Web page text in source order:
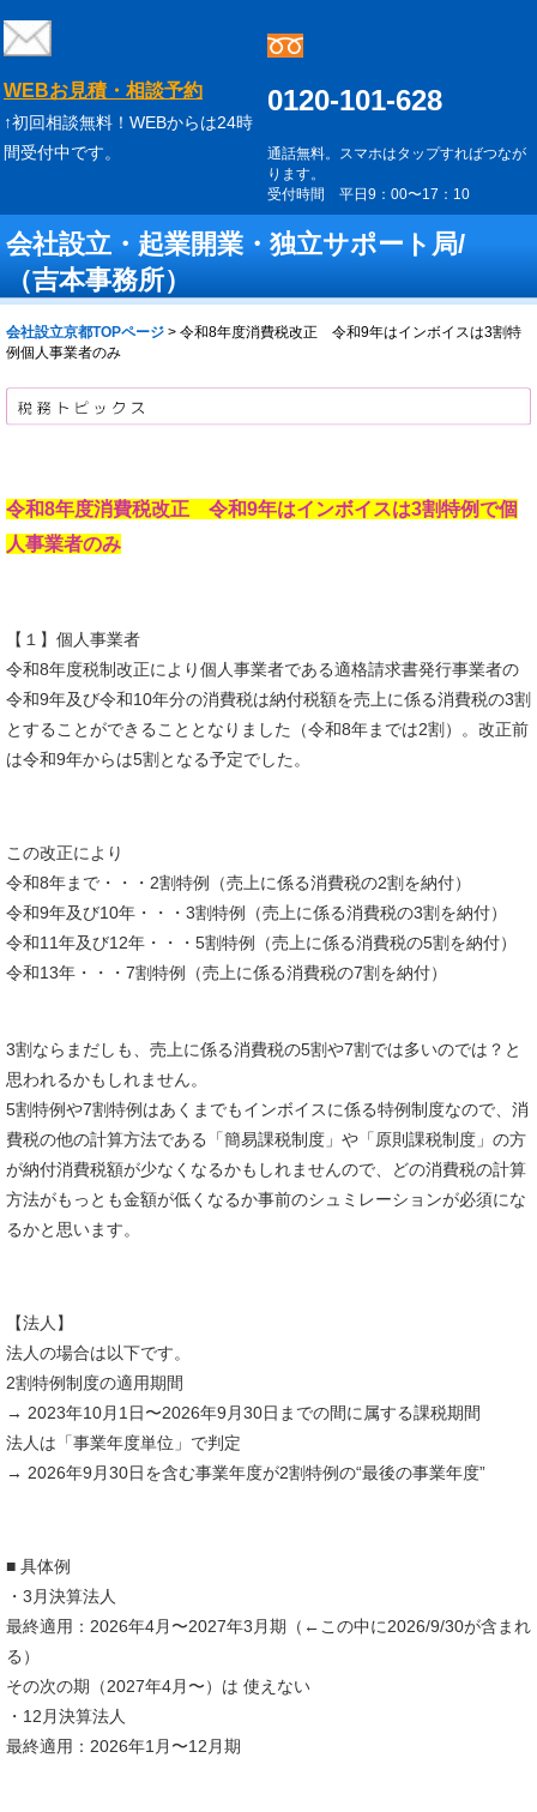
WEBお見積・相談予約
↑初回相談無料！WEBからは24時
間受付中です。
0120-101-628
通話無料。スマホはタップすればつなが
ります。
受付時間 平日9：00〜17：10
会社設立・起業開業・独立サポート局/
（吉本事務所）
会社設立京都TOPページ > 令和8年度消費税改正 令和9年はインボイスは3割特
例個人事業者のみ
令和8年度消費税改正 令和9年はインボイスは3割特例で個
人事業者のみ
【１】個人事業者
令和8年度税制改正により個人事業者である適格請求書発行事業者の
令和9年及び令和10年分の消費税は納付税額を売上に係る消費税の3割
とすることができることとなりました（令和8年までは2割）。改正前
は令和9年からは5割となる予定でした。
この改正により
令和8年まで・・・2割特例（売上に係る消費税の2割を納付）
令和9年及び10年・・・3割特例（売上に係る消費税の3割を納付）
令和11年及び12年・・・5割特例（売上に係る消費税の5割を納付）
令和13年・・・7割特例（売上に係る消費税の7割を納付）
3割ならまだしも、売上に係る消費税の5割や7割では多いのでは？と
思われるかもしれません。
5割特例や7割特例はあくまでもインボイスに係る特例制度なので、消
費税の他の計算方法である「簡易課税制度」や「原則課税制度」の方
が納付消費税額が少なくなるかもしれませんので、どの消費税の計算
方法がもっとも金額が低くなるか事前のシュミレーションが必須にな
るかと思います。
【法人】
法人の場合は以下です。
2割特例制度の適用期間
→ 2023年10月1日〜2026年9月30日までの間に属する課税期間
法人は「事業年度単位」で判定
→ 2026年9月30日を含む事業年度が2割特例の“最後の事業年度”
■ 具体例
・3月決算法人
最終適用：2026年4月〜2027年3月期（←この中に2026/9/30が含まれ
る）
その次の期（2027年4月〜）は 使えない
・12月決算法人
最終適用：2026年1月〜12月期